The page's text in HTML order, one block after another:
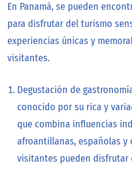
En Panamá, se pueden
para disfrutar del turismo
experiencias únicas y
visitantes.
Degustación de
conocido por su rica y
que combina influencias
afroantillanas, españolas y
visitantes pueden disfrutar